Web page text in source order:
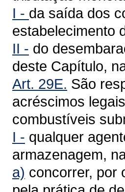
I - da saída dos
estabelecimento
II - do
deste Capítulo,
Art. 29E. São
acréscimos
combustíveis
I - qualquer
armazenagem,
a) concorrer, por